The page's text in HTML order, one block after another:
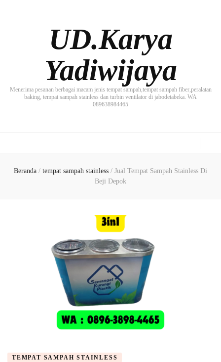
UD.Karya
Yadiwijaya
Menerima pesanan berbagai macam jenis tempat sampah,tempat sampah fiber,peralatan
baking, tempat sampah stainless dan turbin ventilator di jabodetabeka. WA
089638984465
Beranda / tempat sampah stainless / Jual Tempat Sampah Stainless Di
Beji Depok
TEMPAT SAMPAH STAINLESS